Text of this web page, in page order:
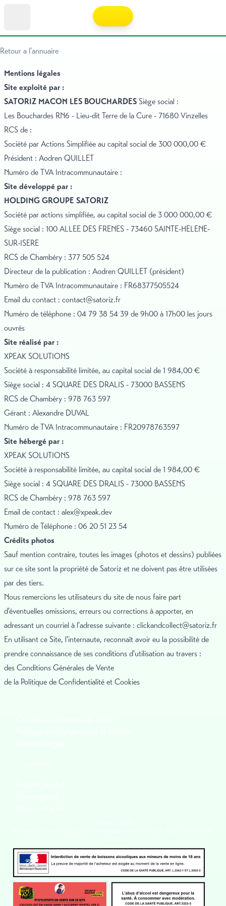
Retour a l'annuaire
Mentions légales
Site exploité par :
SATORIZ MACON LES BOUCHARDES Siège social :
Les Bouchardes RN6 - Lieu-dit Terre de la Cure - 71680 Vinzelles
RCS de :
Société par Actions Simplifiée au capital social de 300 000,00 €
Président : Aodren QUILLET
Numéro de TVA Intracommunautaire :
Site développé par :
HOLDING GROUPE SATORIZ
Société par actions simplifiée, au capital social de 3 000 000,00 €
Siège social : 100 ALLEE DES FRENES - 73460 SAINTE-HELENE-
SUR-ISERE
RCS de Chambéry : 377 505 524
Directeur de la publication : Aodren QUILLET (président)
Numéro de TVA Intracommunautaire : FR68377505524
Email du contact : contact@satoriz.fr
Numéro de téléphone : 04 79 38 54 39 de 9h00 à 17h00 les jours
ouvrés
Site réalisé par :
XPEAK SOLUTIONS
Société à responsabilité limitée, au capital social de 1 984,00 €
Siège social : 4 SQUARE DES DRALIS - 73000 BASSENS
RCS de Chambéry : 978 763 597
Gérant : Alexandre DUVAL
Numéro de TVA Intracommunautaire : FR20978763597
Site hébergé par :
XPEAK SOLUTIONS
Société à responsabilité limitée, au capital social de 1 984,00 €
Siège social : 4 SQUARE DES DRALIS - 73000 BASSENS
RCS de Chambéry : 978 763 597
Email de contact : alex@xpeak.dev
Numéro de Téléphone : 06 20 51 23 54
Crédits photos
Sauf mention contraire, toutes les images (photos et dessins) publiées
sur ce site sont la propriété de Satoriz et ne doivent pas être utilisées
par des tiers.
Nous remercions les utilisateurs du site de nous faire part
d'éventuelles omissions, erreurs ou corrections à apporter, en
adressant un courriel à l'adresse suivante : clickandcollect@satoriz.fr
En utilisant ce Site, l'internaute, reconnaît avoir eu la possibilité de
prendre connaissance de ses conditions d'utilisation au travers :
des Conditions Générales de Vente
de la Politique de Confidentialité et Cookies